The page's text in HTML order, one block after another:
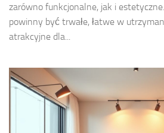
zarówno funkcjonalne, jak i
powinny być trwałe, łatwe w
atrakcyjne dla...